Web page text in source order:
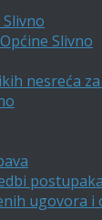
Slivno
nesreća
ugovora i